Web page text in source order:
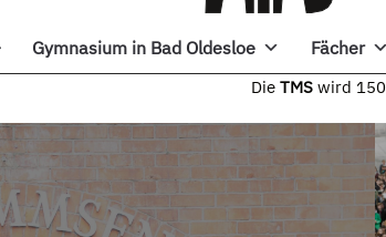
Gymnasium in Bad Oldesloe Fächer
TMS wird 150